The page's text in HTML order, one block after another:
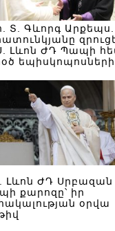
Տ. Գևորգ Արքեպս.
Լևոն ԺԴ Պապի
եպիսկոպոսների
Լևոն ԺԴ Սրբազան
քարոզը՝ իր
օրվա